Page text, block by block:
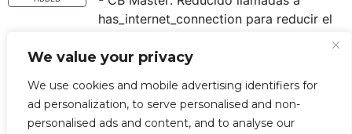
We value your privacy
We use cookies and mobile advertising identifiers for
ad personalization, to serve personalised and non-
personalised ads and content, and to analyse our
has_internet_connection para reducir el
ADDED
- CB Master: Guardamos en Chargebox
Cache el estado del servicio V2C para
mostrar si esta o no conectado por la
pantalla.